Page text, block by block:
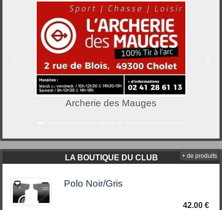
Archerie des Mauges
Précedent
LA BOUTIQUE DU CLUB
Polo Noir/Gris
42.00 €
+ de produits